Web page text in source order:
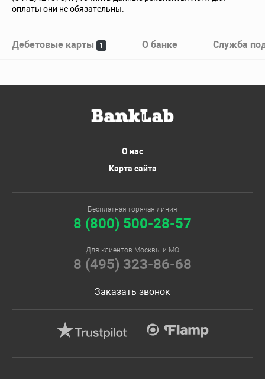
оплаты они не обязательны.
Дебетовые карты 1 О банке Служба
О нас
Карта сайта
Бесплатная горячая линия
8 (800) 500-28-57
Для клиентов Москвы и МО
8 (495) 323-86-68
Заказать звонок